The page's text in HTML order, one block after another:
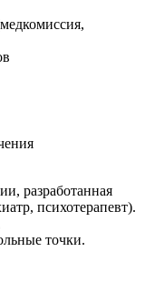
разработанная
психотерапевт).
точки.